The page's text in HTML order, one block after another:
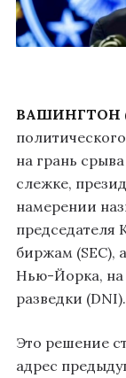
ВАШИНГТОН
на грань
слежке,
намерении
биржам (SEC),
Нью-Йорка, на
разведки (DNI).
Это решение
адрес